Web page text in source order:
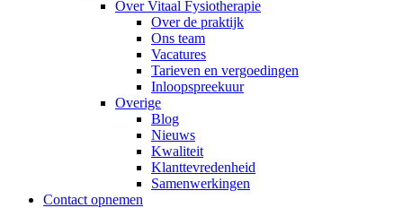
Over Vitaal Fysiotherapie
Over de praktijk
Ons team
Vacatures
Tarieven en vergoedingen
Inloopspreekuur
Overige
Blog
Nieuws
Kwaliteit
Klanttevredenheid
Samenwerkingen
Contact opnemen